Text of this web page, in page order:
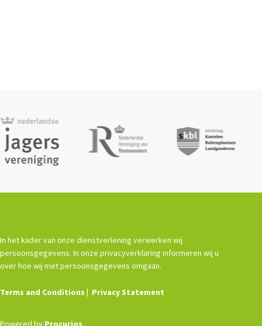
In het kader van onze dienstverlening verwerken wij
persoonsgegevens. In onze privacyverklaring informeren wij u
over hoe wij met persoonsgegevens omgaan.
Terms and Conditions Privacy Statement
Powered by Procurios